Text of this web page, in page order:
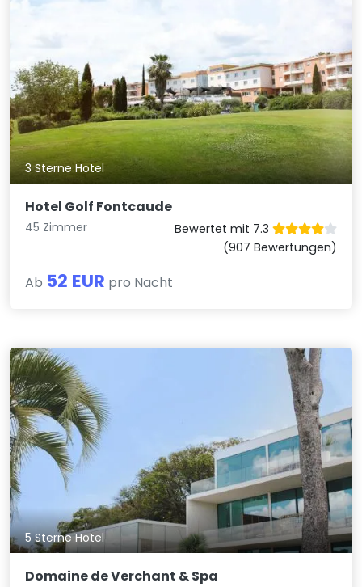
3 Sterne Hotel
Hotel Golf Fontcaude
45 Zimmer
Bewertet mit 7.3
(907 Bewertungen)
Ab 52 EUR pro Nacht
5 Sterne Hotel
Domaine de Verchant & Spa